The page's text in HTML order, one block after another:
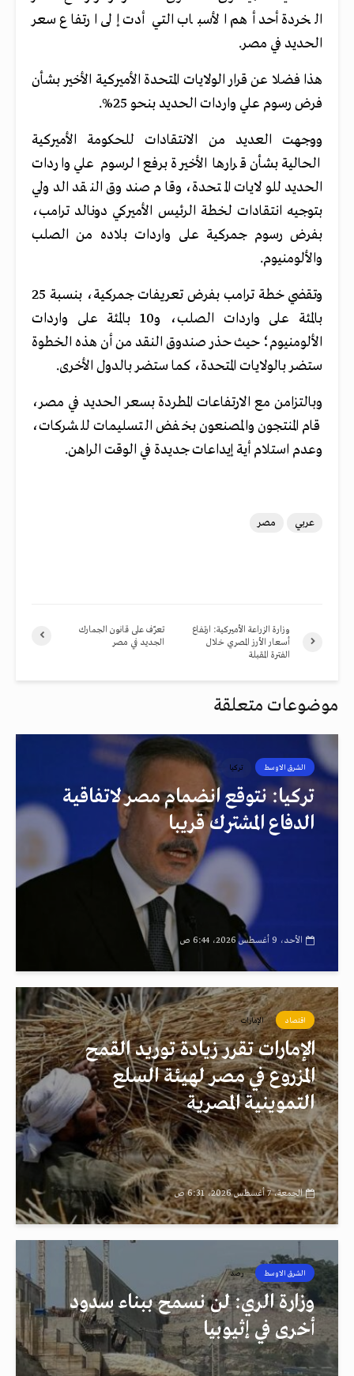
الخردة أحد أهم الأسباب التي أدت إلى ارتفاع سعر
الحديد في مصر.
هذا فضلا عن قرار الولايات المتحدة الأميركية الأخير بشأن
فرض رسوم علي واردات الحديد بنحو 25%.
ووجهت العديد من الانتقادات للحكومة الأميركية
الحالية بشأن قرارها الأخيرة برفع الرسوم علي واردات
الحديد للولايات المتحدة، وقام صندوق النقد الدولي
بتوجيه انتقادات لخطة الرئيس الأميركي دونالد ترامب،
بفرض رسوم جمركية على واردات بلاده من الصلب
والألومنيوم.
وتقضي خطة ترامب بفرض تعريفات جمركية، بنسبة 25
بالمئة على واردات الصلب، و10 بالمئة على واردات
الألومنيوم؛ حيث حذر صندوق النقد من أن هذه الخطوة
ستضر بالولايات المتحدة، كما ستضر بالدول الأخرى.
وبالتزامن مع الارتفاعات المطردة بسعر الحديد في مصر،
قام المنتجون والمصنعون بخفض التسليمات للشركات،
وعدم استلام أية إيداعات جديدة في الوقت الراهن.
عربي مصر
تعرّف على قانون الجمارك
الجديد في مصر
وزارة الزراعة الأميركية: ارتفاع
أسعار الأرز المصري خلال
الفترة المقبلة
موضوعات متعلقة
الشرق الاوسط تركيا
تركيا: نتوقع انضمام مصر لاتفاقية
الدفاع المشترك قريبا
الأحد، 9 أغسطس 2026، 6:44 ص
اقتصاد الإمارات
الإمارات تقرر زيادة توريد القمح
المزروع في مصر لهيئة السلع
التموينية المصرية
الجمعة، 7 أغسطس 2026، 6:31 ص
الشرق الاوسط رصد
وزارة الري: لن نسمح ببناء سدود
أخرى في إثيوبيا